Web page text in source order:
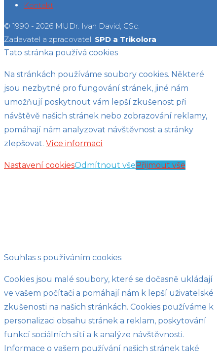
Kontakt
© 1990 - 2026 MUDr. Ivan David, CSc.
Zadavatel a zpracovatel: SPD a Trikolora
Tato stránka používá cookies
Na stránkách používáme soubory cookies. Některé
jsou nezbytné pro fungování stránek, jiné nám
umožňují poskytnout vám lepší zkušenost při
návštěvě našich stránek nebo zobrazování reklamy,
pomáhají nám analyzovat návštěvnost a stránky
zlepšovat. Více informací
Nastavení cookiesOdmítnout vše Přijmout vše
Souhlas s používáním cookies
Cookies jsou malé soubory, které se dočasně ukládají
ve vašem počítači a pomáhají nám k lepší uživatelské
zkušenosti na našich stránkách. Cookies používáme k
personalizaci obsahu stránek a reklam, poskytování
funkcí sociálních sítí a k analýze návštěvnosti.
Informace o vašem používání našich stránek také